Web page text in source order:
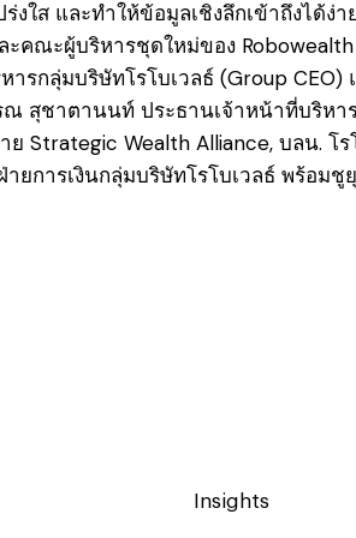
ใส และทำให้ข้อมูลเชิงลึกเข้าถึงได้ง่
คณะผู้บริหารชุดใหม่ของ
กลุ่มบริษัทโรโบเวลธ์ (Group CEO)
สุชาตานนท์ ประธานเจ้าหน้าที่บริหาร
Strategic Wealth Alliance, บลน. โ
การเงินกลุ่มบริษัทโรโบเวลธ์ พร้อมชู
Insights